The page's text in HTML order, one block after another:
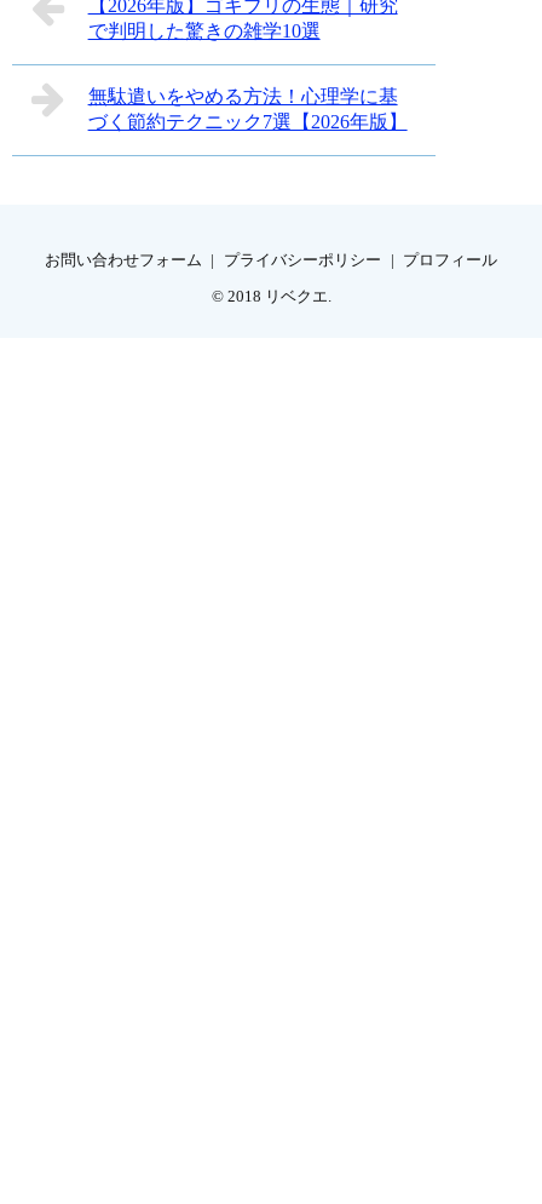
【2026年版】ゴキブリの生態｜研究
で判明した驚きの雑学10選
無駄遣いをやめる方法！心理学に基
づく節約テクニック7選【2026年版】
お問い合わせフォーム プライバシーポリシー プロフィール
© 2018 リベクエ